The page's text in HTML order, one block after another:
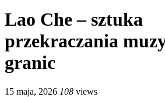
Lao Che – sztuka
przekraczania
granic
15 maja, 2026 108 views